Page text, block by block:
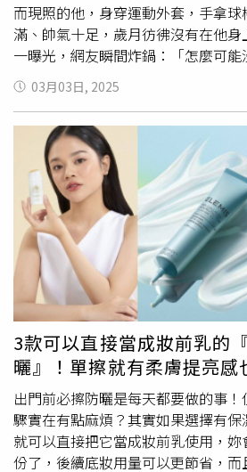
護，讓我們也能享有紐西蘭女性的
囊：黃金比例EPA+DHA，想補紐澳
試，幫你補足每日Omega-3。而美
越莓×維他命C，打造女孩私密自信
金大蒜精膠囊是小顆粒設計不嗆鼻
濃縮，提升元氣、精神滿點！red
125顆/1,380元；red seal美妍蔓越
red seal白金大蒜精膠囊 90顆/680
SPF50 PA++++ 52ml／629元（圖／
薦： 安耐曬金鑽高效防曬露NA
氣的亞洲時尚ICON王嘉爾也表示，
習慣在保濕乳霜後擦上防曬抵抗紫外
續24年銷售No.1，人氣明星商品金
PA++++高防曬係數搭載自動防禦感
汗水轉化為U V 防禦膜，超清爽水潤
摩擦。安耐曬金鑽高效防曬露NA
／950元圖（圖／品牌提供）防曬乳
UV防曬凝膠(航海王魯夫限定版
水分的柔軟型聚合物，不黏膩也無
保持水潤也能防禦紫外線。是一款
防曬，輕盈如水般延展力很好，擦在
肌膚上釋放水分，潤澤肌膚同時能給
賊王聯名真的要全包，送給另一半
輕水感UV防曬凝膠(航海王魯夫限定
品牌提供）防曬乳推薦：雪肌精 輕水
隆限定版) SPF50+ PA++++運用草本
老化、修護肌膚同時美白肌膚，保
添加的三種薏仁配方能充分潤澤還
更添加大幅度活動也能完美服貼的
行一些休閒活動時，即使動作很大也
而現照的他，身穿運動外套，手拿
滿、帥氣十足，歲月彷彿沒有在他
一曝光，網友瞬間炸鍋：「怎麼可
活著吧！」、「到底怎麼保養的？求同款！」 在
查看這則貼文 從 Instagram 分享的貼文 （圖／取自林志穎
IG）凍齡關鍵公開！多喝水+保濕，
對大家的熱烈討論，林志穎曾多次分
訣」，答案超簡單，就是「多喝水」
～2500cc 的水，早上起床第一件事
謝、促進循環，讓肌膚維持水潤狀態
隨身攜帶「溫溼度計」，根據當地
方式，確保肌膚始終維持在最佳狀
IG）男生也該懂保養！防曬+抗老是
男生也要懂得保養！ 很多人以為保
實上，隨著年紀增長，膠原蛋白流
染等因素，對男性肌膚的影響一樣不
注重保養，像防曬就是基本中的基本
外活動，都必須要做足防護，小編推
曬系列這種專為高強度防曬需求設
SPF50+/PA++++的高效防禦，還能
陽光下依然維持最佳狀態。連亞洲
推ANESSA安耐曬是男生防曬的唯一
03月03日, 2025
3款可以直接當成妝前乳的
曬』！單擦就有柔膚提亮感
出門前必擦防曬是每天都要做的事
驟實在有點麻煩？其實如果選擇有
就可以直接把它當成妝前乳使用，
份了，後續底妝用量可以更節省，而